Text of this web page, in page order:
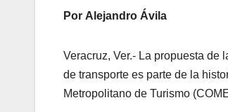
Por Alejandro Ávila
Veracruz, Ver.- La propuesta de
de transporte es parte de la
Metropolitano de Turismo